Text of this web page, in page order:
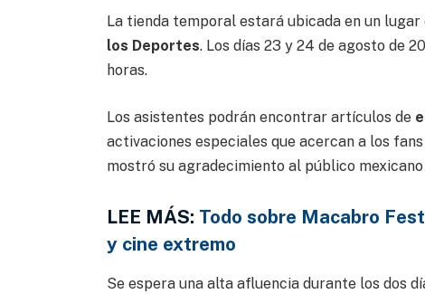
La tienda temporal estará ubicada en un
los Deportes. Los días 23 y 24 de agosto de
horas.
Los asistentes podrán encontrar artículos de
activaciones especiales que acercan a los
mostró su agradecimiento al público
LEE MÁS: Todo sobre Macabro
y cine extremo
Se espera una alta afluencia durante los dos